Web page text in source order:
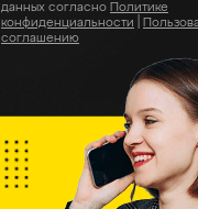
данных согласно Политике
конфиденциальности
соглашению